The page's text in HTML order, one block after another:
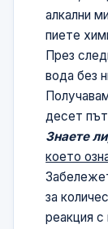
алкални
пиете
През
вода без
десет
Знаете
което
за
реакция